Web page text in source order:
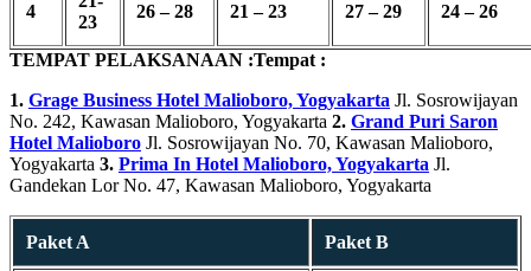
4
23
26 – 28 21 – 23 27 – 29 24 – 26
TEMPAT PELAKSANAAN :Tempat :
1. Grage Business Hotel Malioboro, Yogyakarta Jl. Sosrowijayan
No. 242, Kawasan Malioboro, Yogyakarta 2. Grand Puri Saron
Hotel Malioboro Jl. Sosrowijayan No. 70, Kawasan Malioboro,
Yogyakarta 3. Prima In Hotel Malioboro, Yogyakarta Jl.
Gandekan Lor No. 47, Kawasan Malioboro, Yogyakarta
Paket A Paket B